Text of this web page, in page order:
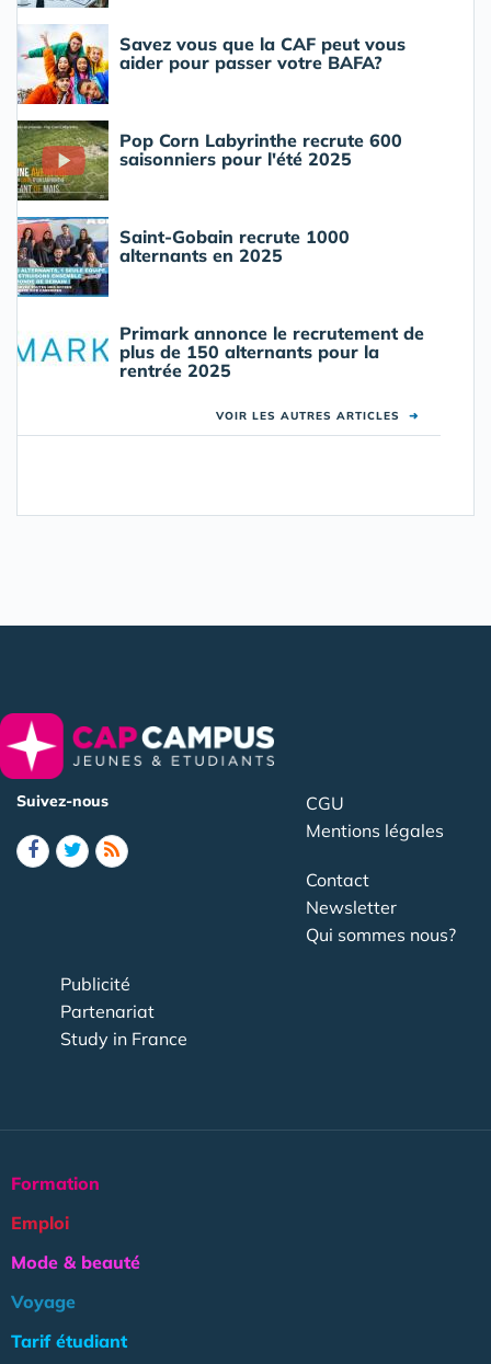
Savez vous que la CAF peut vous
aider pour passer votre BAFA?
Pop Corn Labyrinthe recrute 600
saisonniers pour l'été 2025
Saint-Gobain recrute 1000
alternants en 2025
Primark annonce le recrutement de
plus de 150 alternants pour la
rentrée 2025
VOIR LES AUTRES ARTICLES ➜
Suivez-nous
CGU
Mentions légales
Contact
Newsletter
Qui sommes nous?
Publicité
Partenariat
Study in France
Formation
Emploi
Mode & beauté
Voyage
Tarif étudiant